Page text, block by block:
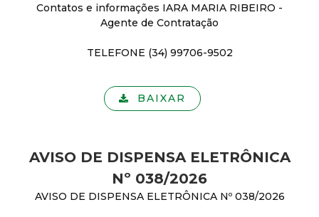
Contatos e informações IARA MARIA RIBEIRO -
Agente de Contratação
TELEFONE (34) 99706-9502
BAIXAR
AVISO DE DISPENSA ELETRÔNICA
Nº 038/2026
AVISO DE DISPENSA ELETRÔNICA Nº 038/2026